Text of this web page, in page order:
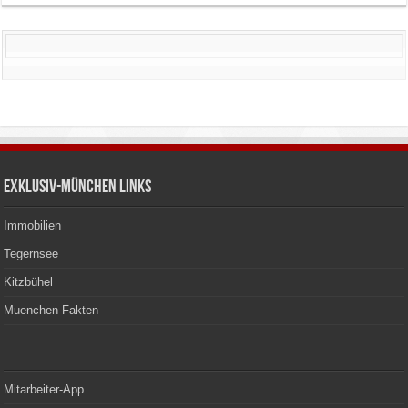
Exklusiv-München Links
Immobilien
Tegernsee
Kitzbühel
Muenchen Fakten
Mitarbeiter-App